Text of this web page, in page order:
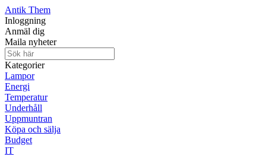
Antik Them
Inloggning
Anmäl dig
Maila nyheter
Kategorier
Lampor
Energi
Temperatur
Underhåll
Uppmuntran
Köpa och sälja
Budget
IT